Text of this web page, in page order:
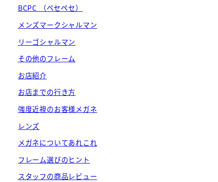
BCPC （ベセペセ）
メンズマークシャルマン
リーゴシャルマン
その他のフレーム
お店紹介
お店までの行き方
強度近視のお客様メガネ
レンズ
メガネについてあれこれ
フレーム選びのヒント
スタッフの商品レビュー